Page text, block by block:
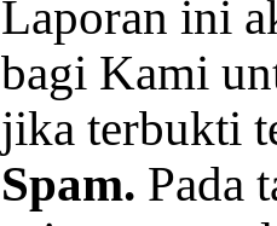
Laporan ini
bagi Kami
jika terbukti
Spam. Pada